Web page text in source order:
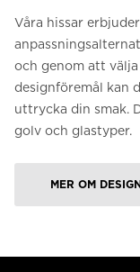
Våra hissar
och genom att
designföremål kan
uttrycka din smak.
golv och glastyper.
MER OM